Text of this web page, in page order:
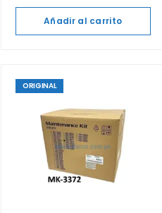
Añadir al carrito
ORIGINAL